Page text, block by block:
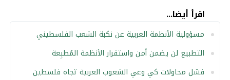
اقرأ أيضا...
مسؤولية الأنظمة العربية عن نكبة الشعب الفلسطيني
التطبيع لن يضمن أمن واستقرار الأنظمة المُطبِعة
فشل محاولات كي وعي الشعوب العربية تجاه فلسطين